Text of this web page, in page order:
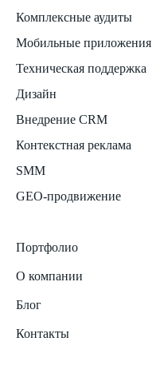
Комплексные аудиты
Мобильные приложения
Техническая поддержка
Дизайн
Внедрение CRM
Контекстная реклама
SMM
GEO-продвижение
Портфолио
О компании
Блог
Контакты